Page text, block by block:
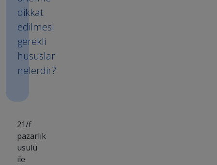
dikkat
edilmesi
gerekli
hususlar
nelerdir?
21/f
pazarlık
usulü
ile